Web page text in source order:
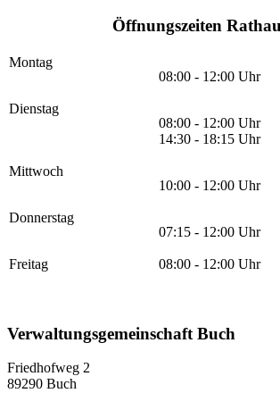
Öffnungszeiten
Montag
08:00 - 12:00 Uhr
Dienstag
08:00 - 12:00 Uhr
14:30 - 18:15 Uhr
Mittwoch
10:00 - 12:00 Uhr
Donnerstag
07:15 - 12:00 Uhr
Freitag 08:00 - 12:00 Uhr
Verwaltungsgemeinschaft Buch
Friedhofweg 2
89290 Buch